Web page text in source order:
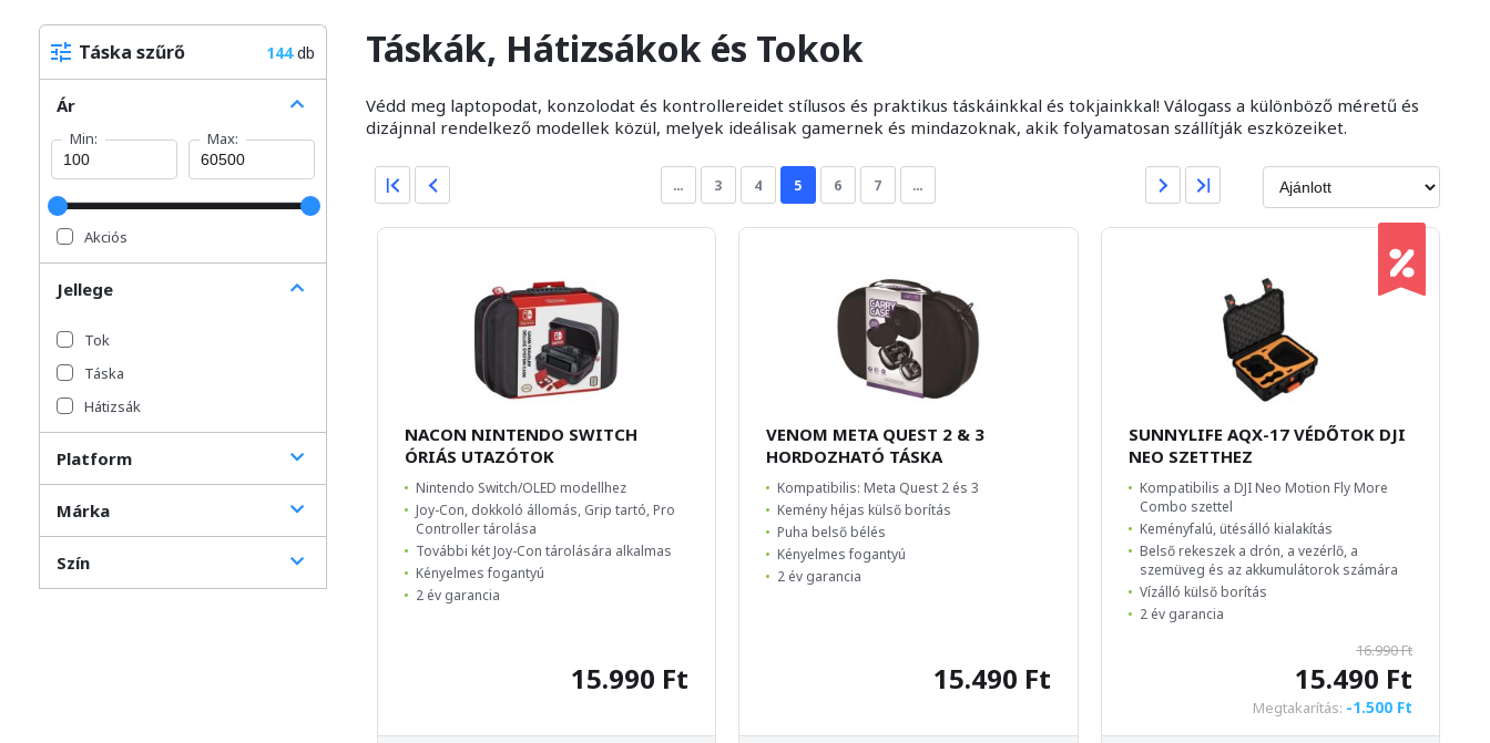
Táska szűrő 144db
Ár
Min: Max:
Akciós
Jellege
Tok
Táska
Hátizsák
Platform
Márka
Szín
Táskák, Hátizsákok és Tokok
Védd meg laptopodat, konzolodat és kontrollereidet stílusos és praktikus táskáinkkal és tokjainkkal! Válogass a különböző méretű és
dizájnnal rendelkező modellek közül, melyek ideálisak gamernek és mindazoknak, akik folyamatosan szállítják eszközeiket.
… 3 4 5 6 7 …
NACON NINTENDO SWITCH
ÓRIÁS UTAZÓTOK
Nintendo Switch/OLED modellhez
Joy-Con, dokkoló állomás, Grip tartó, Pro
Controller tárolása
További két Joy-Con tárolására alkalmas
Kényelmes fogantyú
2 év garancia
15.990 Ft
VENOM META QUEST 2 & 3
HORDOZHATÓ TÁSKA
Kompatibilis: Meta Quest 2 és 3
Kemény héjas külső borítás
Puha belső bélés
Kényelmes fogantyú
2 év garancia
15.490 Ft
SUNNYLIFE AQX-17 VÉDŐTOK DJI
NEO SZETTHEZ
Kompatibilis a DJI Neo Motion Fly More
Combo szettel
Keményfalú, ütésálló kialakítás
Belső rekeszek a drón, a vezérlő, a
szemüveg és az akkumulátorok számára
Vízálló külső borítás
2 év garancia
16.990 Ft
15.490 Ft
Megtakarítás: -1.500 Ft